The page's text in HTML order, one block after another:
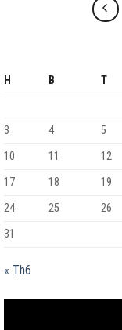
H B T
3
4 5
10
11 12
17
18 19
24
25 26
31
« Th6